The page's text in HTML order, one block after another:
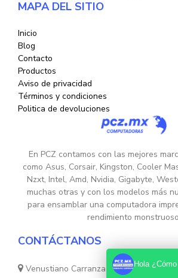
MAPA DEL SITIO
Inicio
Blog
Contacto
Productos
Aviso de privacidad
Términos y condiciones
Politica de devoluciones
En PCZ contamos con las mejores
como Asus, Corsair, Kingston, Cooler
Nzxt, Intel, Amd, Nvidia, Gigabyte,
muchas otras y con los modelos más
para ensamblar una computadora
rendimiento
CONTÁCTANOS
Venustiano Carranza Nte. 755, Colonia
Hola